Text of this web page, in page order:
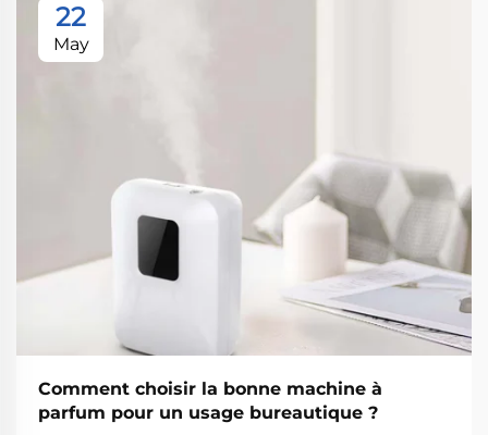
22
May
Comment choisir la bonne machine à
parfum pour un usage bureautique ?